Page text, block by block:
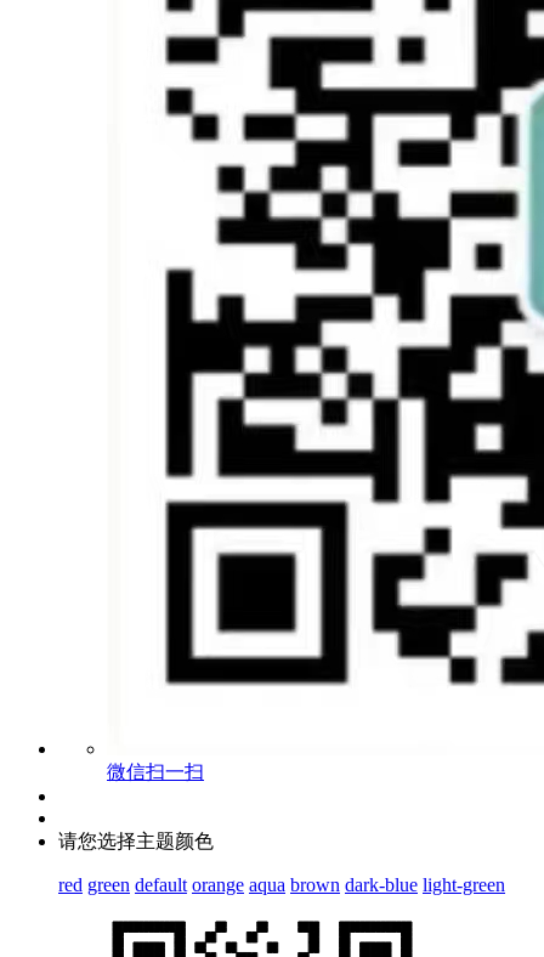
微信扫一扫
请您选择主题颜色
red green default orange aqua brown dark-blue light-green